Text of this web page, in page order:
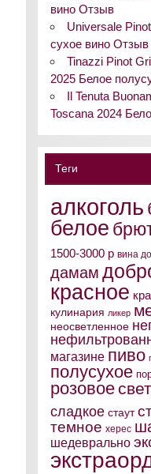
вино Отзыв
Universale
сухое вино Отзыв
Tinazzi Pinot
2025 Белое
Il Tenuta
Toscana 2024
Теги
алкоголь
белое
1500-3000 р вина
дамам
красное
кулинария ликер
неосветленное
магазине пиво
полусухое
розовое
сладкое стаут
темное херес
шедеврально